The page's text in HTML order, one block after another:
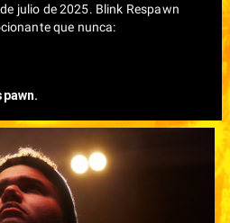
julio de 2025. Blink Respawn
que nunca: